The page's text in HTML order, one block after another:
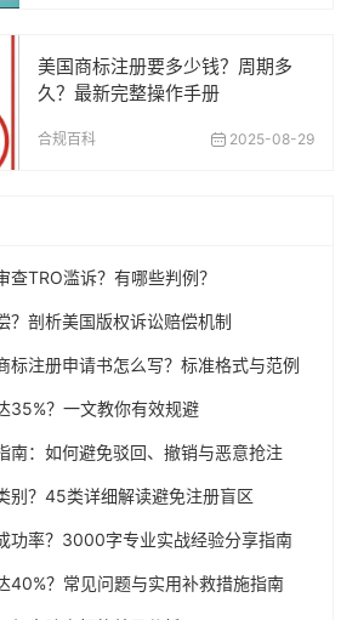
美国商标注册要多少钱？周期多
久？最新完整操作手册
合规百科 2025-08-29
查TRO滥诉？有哪些判例？
？剖析美国版权诉讼赔偿机制
标注册申请书怎么写？标准格式与范例
35%？一文教你有效规避
南：如何避免驳回、撤销与恶意抢注
别？45类详细解读避免注册盲区
功率？3000字专业实战经验分享指南
40%？常见问题与实用补救措施指南